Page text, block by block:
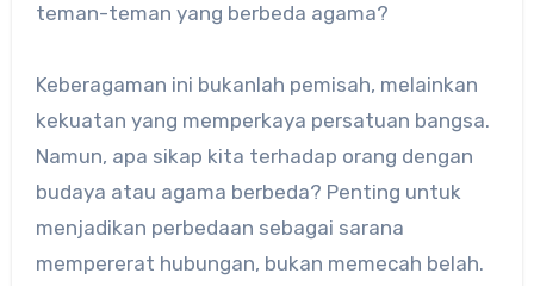
teman-teman yang berbeda agama?
Keberagaman ini bukanlah pemisah, melainkan
kekuatan yang memperkaya persatuan bangsa.
Namun, apa sikap kita terhadap orang dengan
budaya atau agama berbeda? Penting untuk
menjadikan perbedaan sebagai sarana
mempererat hubungan, bukan memecah belah.